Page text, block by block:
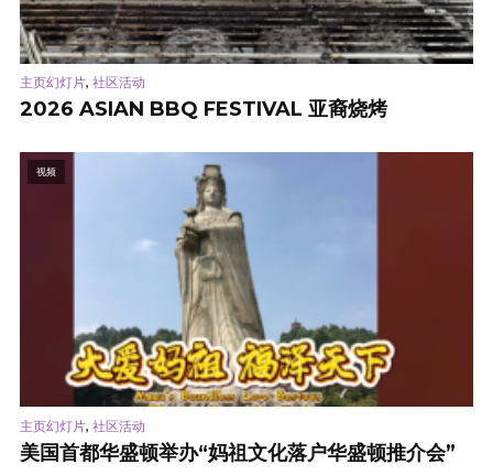
主页幻灯片, 社区活动
2026 ASIAN BBQ FESTIVAL 亚裔烧烤
视频
主页幻灯片, 社区活动
美国首都华盛顿举办“妈祖文化落户华盛顿推介会”